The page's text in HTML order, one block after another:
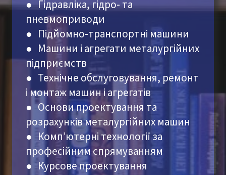
●Гідравліка, гідро- та
пневмоприводи
● Підйомно-транспортні машини
● Машини і агрегати металургійних
підприємств
● Технічне обслуговування, ремонт
і монтаж машин і агрегатів
●Основи проектування та
розрахунків металургійних машин
● Комп’ютерні технології за
професійним спрямуванням
●Курсове проектування